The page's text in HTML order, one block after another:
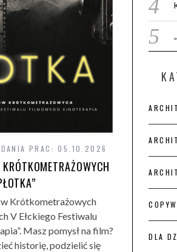
PRAC: 05.10.2026
Krótkometrażowych
V Ełckiego Festiwalu
Masz pomysł na film?
historię, podzielić się
DLA